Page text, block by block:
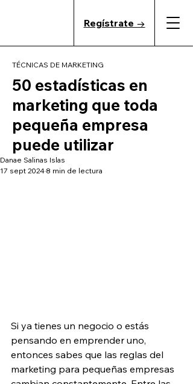
Regístrate →
TÉCNICAS DE MARKETING
50 estadísticas en
marketing que toda
pequeña empresa
puede utilizar
Danae Salinas Islas
17 sept 2024 8 min de lectura
Si ya tienes un negocio o estás
pensando en emprender uno,
entonces sabes que las reglas del
marketing para pequeñas empresas